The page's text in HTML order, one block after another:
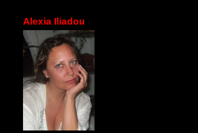
Alexia Iliadou